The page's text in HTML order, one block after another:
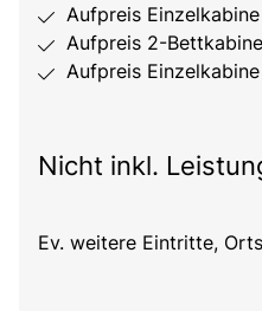
Aufpreis
Aufpreis 2-
Aufpreis
Nicht inkl.
Ev. weitere Eintritte,